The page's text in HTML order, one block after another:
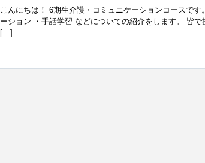
こんにちは！ 6期生介護・コミュニケーションコースで
ーション ・手話学習 などについての紹介をします。 皆
[…]